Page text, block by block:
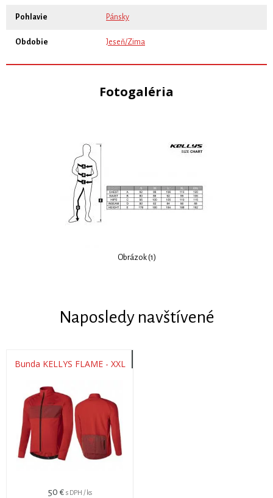
Pohlavie Pánsky
Obdobie Jeseň/Zima
Fotogaléria
Obrázok (1)
Naposledy navštívené
Bunda KELLYS FLAME - XXL
50 € s DPH / ks